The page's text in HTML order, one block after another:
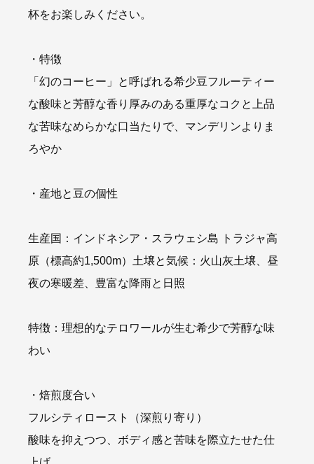
杯をお楽しみください。
・特徴
「幻のコーヒー」と呼ばれる希少豆フルーティー
な酸味と芳醇な香り厚みのある重厚なコクと上品
な苦味なめらかな口当たりで、マンデリンよりま
ろやか
・産地と豆の個性
生産国：インドネシア・スラウェシ島 トラジャ高
原（標高約1,500m）土壌と気候：火山灰土壌、昼
夜の寒暖差、豊富な降雨と日照
特徴：理想的なテロワールが生む希少で芳醇な味
わい
・焙煎度合い
フルシティロースト（深煎り寄り）
酸味を抑えつつ、ボディ感と苦味を際立たせた仕